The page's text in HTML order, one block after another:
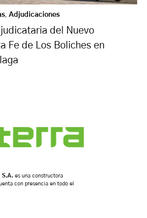
, Adjudicaciones
del Nuevo
Fe de Los Boliches en
S.A. es una constructora
con presencia en todo el